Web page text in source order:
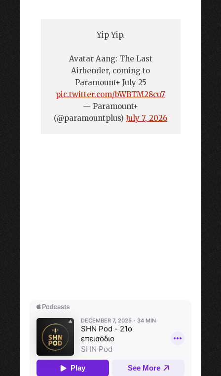
Yip Yip.
Avatar Aang: The Last
Airbender, coming to
Paramount+ July 25
pic.twitter.com/bWBTM28cu7
— Paramount+
(@paramountplus) July 7, 2026